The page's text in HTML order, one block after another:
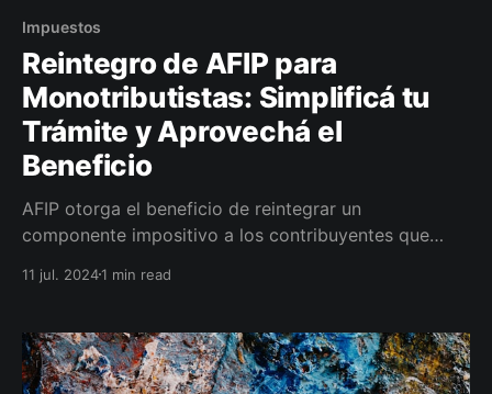
Impuestos
Reintegro de AFIP para
Monotributistas: Simplificá tu
Trámite y Aprovechá el
Beneficio
AFIP otorga el beneficio de reintegrar un
componente impositivo a los contribuyentes que
11 jul. 20241 min read